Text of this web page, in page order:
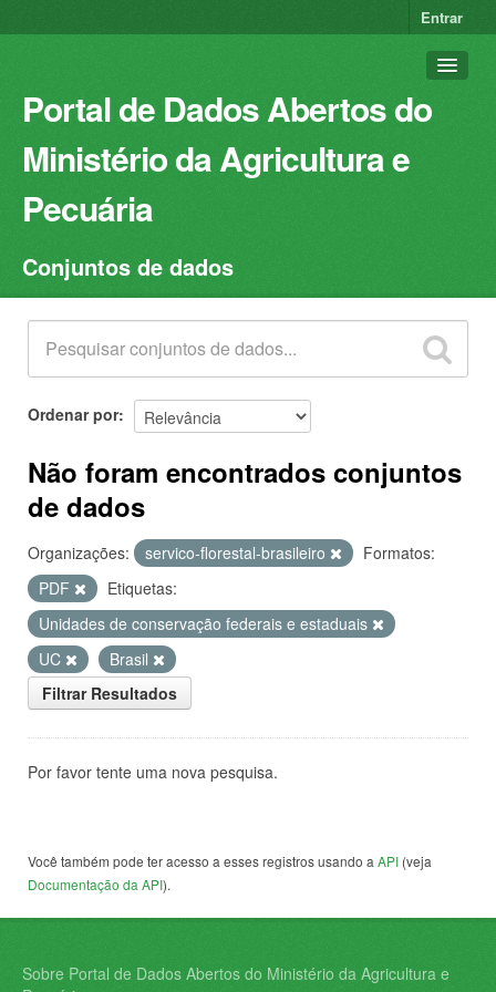
Entrar
Portal de Dados Abertos do
Ministério da Agricultura e
Pecuária
Conjuntos de dados
Organizações
Grupos
Sobre
Conjuntos de dados
Ordenar por
Não foram encontrados conjuntos
de dados
Organizações: servico-florestal-brasileiro
Formatos:
PDF
Etiquetas:
Unidades de conservação federais e estaduais
UC
Brasil
Filtrar Resultados
Por favor tente uma nova pesquisa.
Você também pode ter acesso a esses registros usando a API (veja
Documentação da API).
Sobre Portal de Dados Abertos do Ministério da Agricultura e